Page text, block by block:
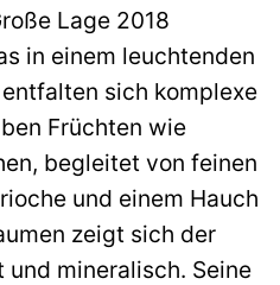
Lage 2018
in einem leuchtenden
sich komplexe
Früchten wie
begleitet von feinen
und einem Hauch
zeigt sich der
mineralisch. Seine